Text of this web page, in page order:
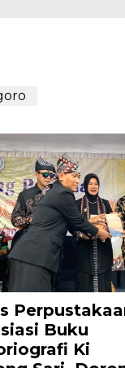
Buku
Ki